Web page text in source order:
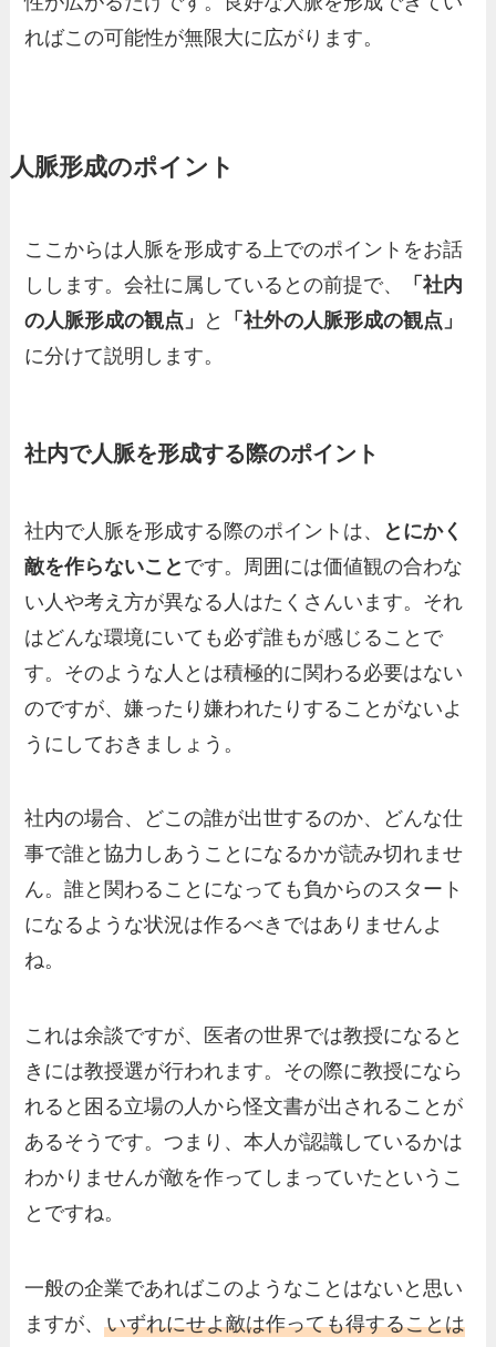
ればこの可能性が無限大に広がります。
人脈形成のポイント
ここからは人脈を形成する上でのポイントをお話
しします。会社に属しているとの前提で、
「社内
の人脈形成の観点」
と
「社外の人脈形成の観点」
に分けて説明します。
社内で人脈を形成する際のポイント
社内で人脈を形成する際のポイントは、
とにかく
敵を作らないこと です。周囲には価値観の合わな
い人や考え方が異なる人はたくさんいます。それ
はどんな環境にいても必ず誰もが感じることで
す。そのような人とは積極的に関わる必要はない
のですが、嫌ったり嫌われたりすることがないよ
うにしておきましょう。
社内の場合、どこの誰が出世するのか、どんな仕
事で誰と協力しあうことになるかが読み切れませ
ん。誰と関わることになっても負からのスタート
になるような状況は作るべきではありませんよ
ね。
これは余談ですが、医者の世界では教授になると
きには教授選が行われます。その際に教授になら
れると困る立場の人から怪文書が出されることが
あるそうです。つまり、本人が認識しているかは
わかりませんが敵を作ってしまっていたというこ
とですね。
一般の企業であればこのようなことはないと思い
ますが、いずれにせよ敵は作っても得することは